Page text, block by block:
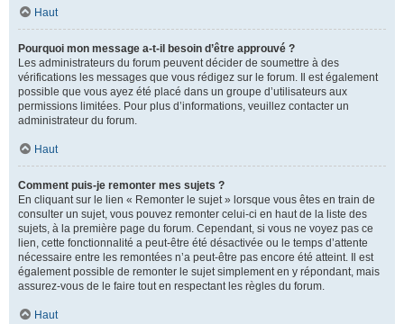
Haut
Pourquoi mon message a-t-il besoin d’être approuvé ?
Les administrateurs du forum peuvent décider de soumettre à des
vérifications les messages que vous rédigez sur le forum. Il est également
possible que vous ayez été placé dans un groupe d’utilisateurs aux
permissions limitées. Pour plus d’informations, veuillez contacter un
administrateur du forum.
Haut
Comment puis-je remonter mes sujets ?
En cliquant sur le lien « Remonter le sujet » lorsque vous êtes en train de
consulter un sujet, vous pouvez remonter celui-ci en haut de la liste des
sujets, à la première page du forum. Cependant, si vous ne voyez pas ce
lien, cette fonctionnalité a peut-être été désactivée ou le temps d’attente
nécessaire entre les remontées n’a peut-être pas encore été atteint. Il est
également possible de remonter le sujet simplement en y répondant, mais
assurez-vous de le faire tout en respectant les règles du forum.
Haut